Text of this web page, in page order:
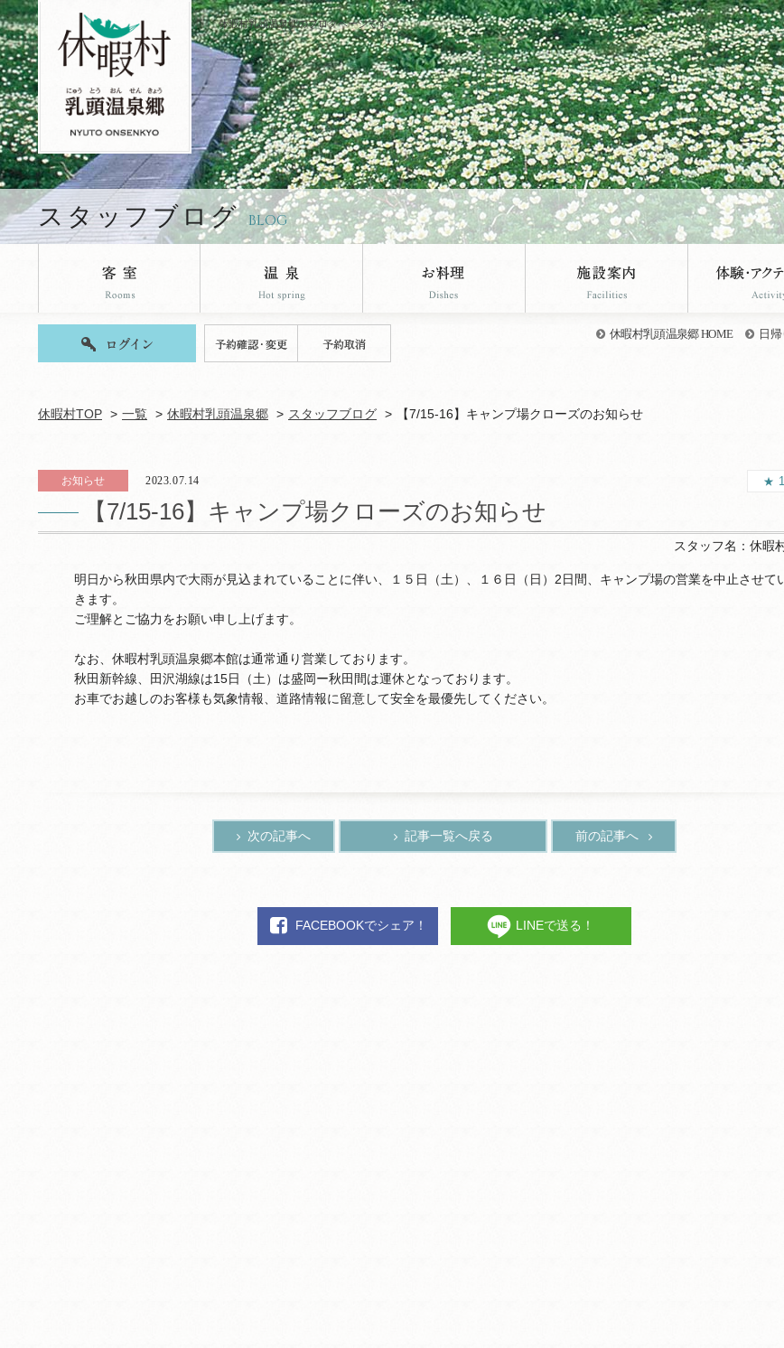
休暇村乳頭温泉郷のブログページです。
スタッフブログ BLOG
休暇村乳頭温泉郷 HOME 日
休暇村TOP 一覧 休暇村乳頭温泉郷 スタッフブログ 【7/15-16】キャンプ場クローズのお知らせ
お知らせ 2023.07.14
【7/15-16】キャンプ場クローズのお知らせ
スタッフ名： 休暇
明日から秋田県内で大雨が見込まれていることに伴い、１５日（土）、１６日（日）2日間、キャンプ場の営業を中止させて
きます。
ご理解とご協力をお願い申し上げます。
なお、休暇村乳頭温泉郷本館は通常通り営業しております。
秋田新幹線、田沢湖線は15日（土）は盛岡ー秋田間は運休となっております。
お車でお越しのお客様も気象情報、道路情報に留意して安全を最優先してください。
次の記事へ 記事一覧へ戻る 前の記事へ
FACEBOOKでシェア！ LINEで送る！